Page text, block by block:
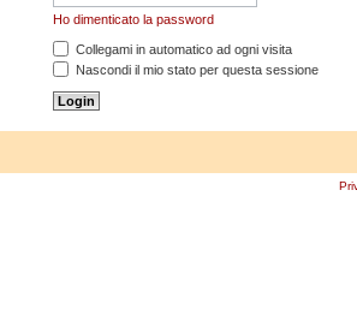
Ho dimenticato la password
Collegami in automatico ad ogni visita
Nascondi il mio stato per questa sessione